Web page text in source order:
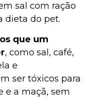
sal com ração
dieta do pet.
que um
, como sal, café,
e
ser tóxicos para
e a maçã, sem